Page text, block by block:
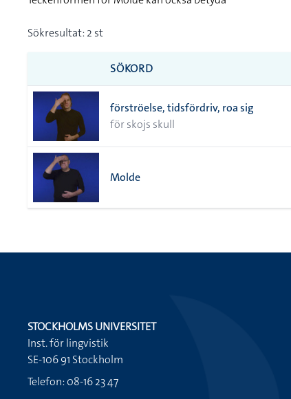
Sökresultat: 2 st
SÖKORD
förströelse, tidsfördriv, roa sig
för skojs skull
Molde
STOCKHOLMS UNIVERSITET
Inst. för lingvistik
SE-106 91 Stockholm
Telefon: 08-16 23 47